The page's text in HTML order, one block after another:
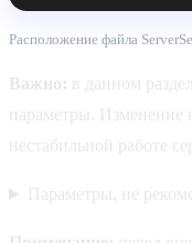
Расположение файла
Важно:
в данном
параметры. Изменение
нестабильной работе
Параметры, не